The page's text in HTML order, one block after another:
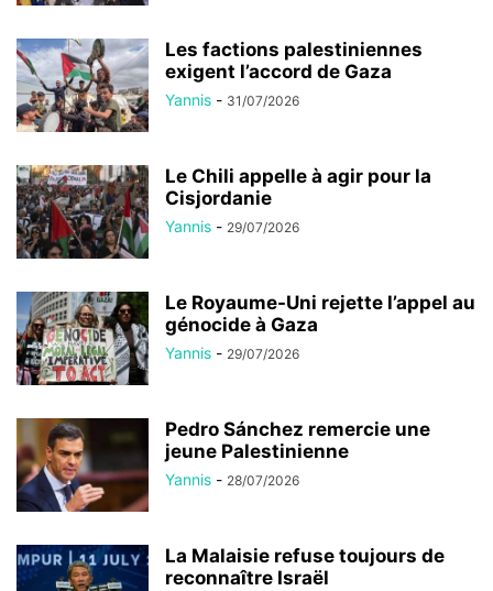
Les factions palestiniennes
exigent l’accord de Gaza
Yannis - 31/07/2026
Le Chili appelle à agir pour la
Cisjordanie
Yannis - 29/07/2026
Le Royaume-Uni rejette l’appel au
génocide à Gaza
Yannis - 29/07/2026
Pedro Sánchez remercie une
jeune Palestinienne
Yannis - 28/07/2026
La Malaisie refuse toujours de
reconnaître Israël